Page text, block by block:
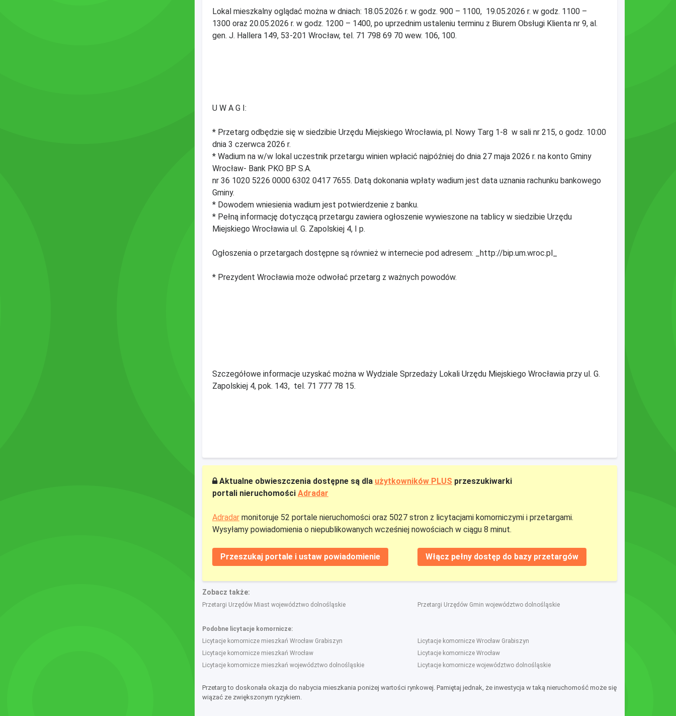
Lokal mieszkalny oglądać można w dniach: 18.05.2026 r. w godz. 900 – 1100, 19.05.2026 r. w godz. 1100 –
1300 oraz 20.05.2026 r. w godz. 1200 – 1400, po uprzednim ustaleniu terminu z Biurem Obsługi Klienta nr 9, al.
gen. J. Hallera 149, 53-201 Wrocław, tel. 71 798 69 70 wew. 106, 100.
U W A G I:
* Przetarg odbędzie się w siedzibie Urzędu Miejskiego Wrocławia, pl. Nowy Targ 1-8 w sali nr 215, o godz. 10:00
dnia 3 czerwca 2026 r.
* Wadium na w/w lokal uczestnik przetargu winien wpłacić najpóźniej do dnia 27 maja 2026 r. na konto Gminy
Wrocław- Bank PKO BP S.A.
nr 36 1020 5226 0000 6302 0417 7655. Datą dokonania wpłaty wadium jest data uznania rachunku bankowego
Gminy.
* Dowodem wniesienia wadium jest potwierdzenie z banku.
* Pełną informację dotyczącą przetargu zawiera ogłoszenie wywieszone na tablicy w siedzibie Urzędu
Miejskiego Wrocławia ul. G. Zapolskiej 4, I p.
Ogłoszenia o przetargach dostępne są również w internecie pod adresem: _http://bip.um.wroc.pl_
* Prezydent Wrocławia może odwołać przetarg z ważnych powodów.
Szczegółowe informacje uzyskać można w Wydziale Sprzedaży Lokali Urzędu Miejskiego Wrocławia przy ul. G.
Zapolskiej 4, pok. 143, tel. 71 777 78 15.
Aktualne obwieszczenia dostępne są dla użytkowników PLUS przeszukiwarki
portali nieruchomości Adradar
Adradar monitoruje 52 portale nieruchomości oraz 5027 stron z licytacjami komorniczymi i przetargami.
Wysyłamy powiadomienia o niepublikowanych wcześniej nowościach w ciągu 8 minut.
Przeszukaj portale i ustaw powiadomienie Włącz pełny dostęp do bazy przetargów
Zobacz także:
Przetargi Urzędów Miast województwo dolnośląskie Przetargi Urzędów Gmin województwo dolnośląskie
Podobne licytacje komornicze:
Licytacje komornicze mieszkań Wrocław Grabiszyn
Licytacje komornicze mieszkań Wrocław
Licytacje komornicze mieszkań województwo dolnośląskie
Licytacje komornicze Wrocław Grabiszyn
Licytacje komornicze Wrocław
Licytacje komornicze województwo dolnośląskie
Przetarg to doskonała okazja do nabycia mieszkania poniżej wartości rynkowej. Pamiętaj jednak, że inwestycja w taką nieruchomość może się
wiązać ze zwiększonym ryzykiem.